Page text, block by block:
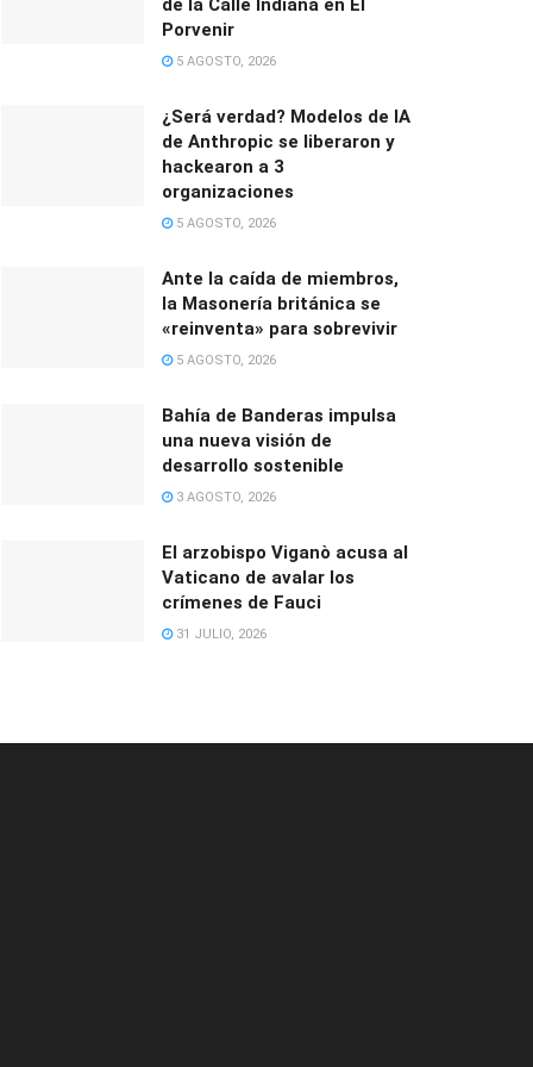
de la Calle Indiana en El
Porvenir
5 AGOSTO, 2026
¿Será verdad? Modelos de IA
de Anthropic se liberaron y
hackearon a 3
organizaciones
5 AGOSTO, 2026
Ante la caída de miembros,
la Masonería británica se
«reinventa» para sobrevivir
5 AGOSTO, 2026
Bahía de Banderas impulsa
una nueva visión de
desarrollo sostenible
3 AGOSTO, 2026
El arzobispo Viganò acusa al
Vaticano de avalar los
crímenes de Fauci
31 JULIO, 2026